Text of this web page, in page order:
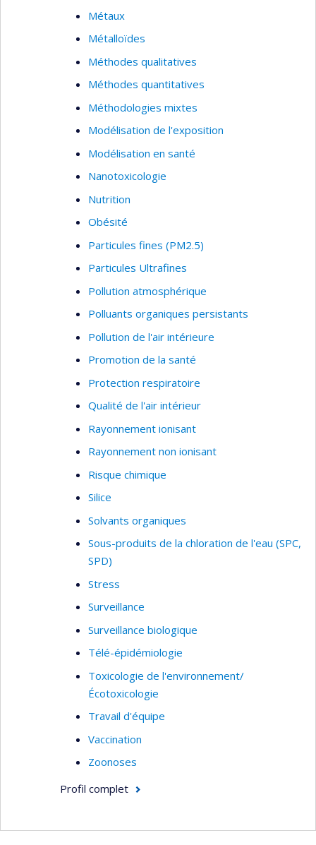
Métaux
Métalloïdes
Méthodes qualitatives
Méthodes quantitatives
Méthodologies mixtes
Modélisation de l'exposition
Modélisation en santé
Nanotoxicologie
Nutrition
Obésité
Particules fines (PM2.5)
Particules Ultrafines
Pollution atmosphérique
Polluants organiques persistants
Pollution de l'air intérieure
Promotion de la santé
Protection respiratoire
Qualité de l'air intérieur
Rayonnement ionisant
Rayonnement non ionisant
Risque chimique
Silice
Solvants organiques
Sous-produits de la chloration de l'eau (SPC,
SPD)
Stress
Surveillance
Surveillance biologique
Télé-épidémiologie
Toxicologie de l'environnement/
Écotoxicologie
Travail d'équipe
Vaccination
Zoonoses
Profil complet